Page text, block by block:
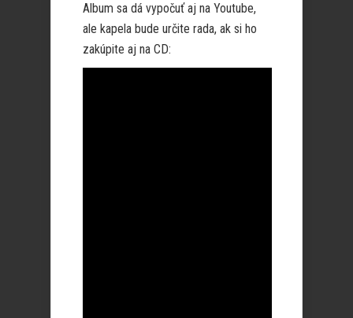
Album sa dá vypočuť aj na Youtube,
ale kapela bude určite rada, ak si ho
zakúpite aj na CD: